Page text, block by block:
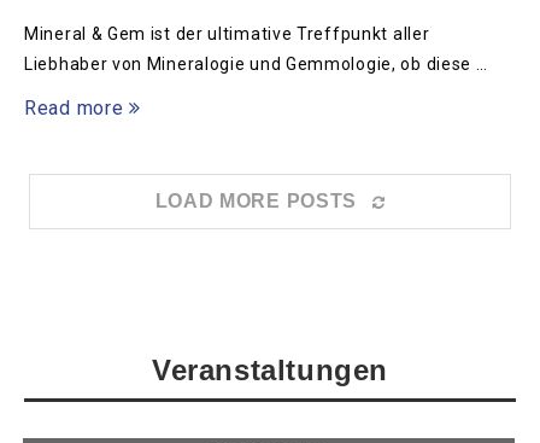
Mineral & Gem ist der ultimative Treffpunkt aller
Liebhaber von Mineralogie und Gemmologie, ob diese …
Read more
LOAD MORE POSTS
Veranstaltungen